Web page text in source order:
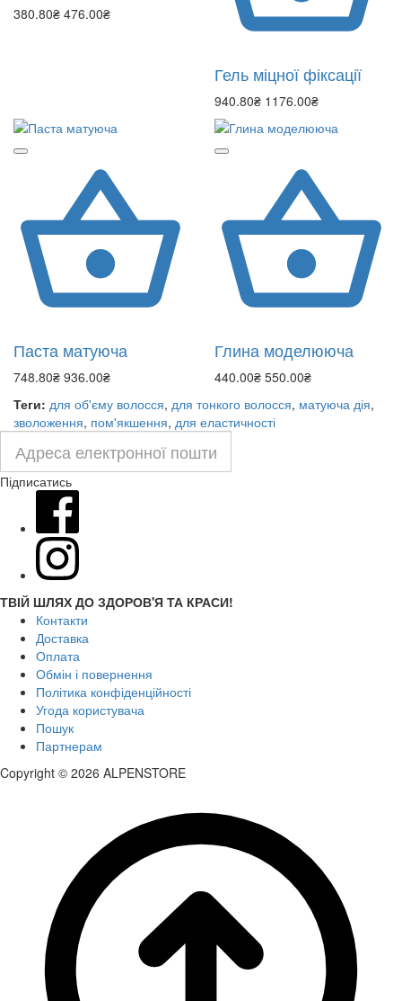
380.80₴ 476.00₴
Гель міцної фіксації
940.80₴ 1176.00₴
Паста матуюча
748.80₴ 936.00₴
Глина моделююча
440.00₴ 550.00₴
Теги: для об'єму волосся, для тонкого волосся, матуюча дія,
зволоження, пом'якшення, для еластичності
Підписатись
ТВІЙ ШЛЯХ ДО ЗДОРОВ'Я ТА КРАСИ!
Контакти
Доставка
Оплата
Обмін і повернення
Політика конфіденційності
Угода користувача
Пошук
Партнерам
Copyright © 2026 ALPENSTORE